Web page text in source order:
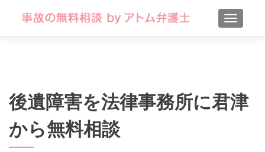
後遺障害を法律事務所に君津
から無料相談